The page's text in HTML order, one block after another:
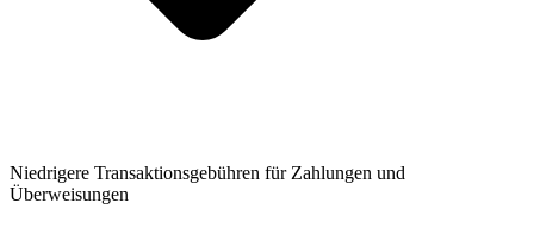
Niedrigere Transaktionsgebühren für Zahlungen und
Überweisungen